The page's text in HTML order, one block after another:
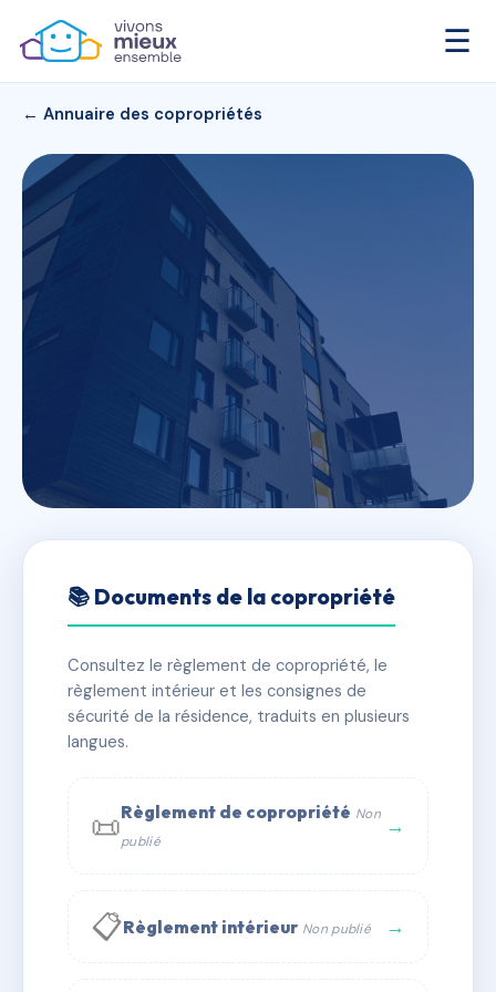
☰
← Annuaire des copropriétés
16 Thiers
✓ Immatriculée 🏠 12 lots 🏗 1 bâtiment(s)
📞 Contacter Syndic Digital
📚 Documents de la copropriété
Consultez le règlement de copropriété, le
règlement intérieur et les consignes de
sécurité de la résidence, traduits en plusieurs
langues.
📜Règlement de copropriété Non
publié
→
📋Règlement intérieur Non publié →